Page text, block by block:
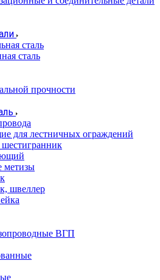
сталь
сталь
прочности
для лестничных ограждений
шестигранник
метизы
швеллер
ВГП